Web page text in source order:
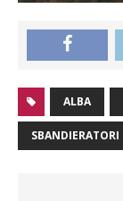
ALBA
SBANDIERATORI